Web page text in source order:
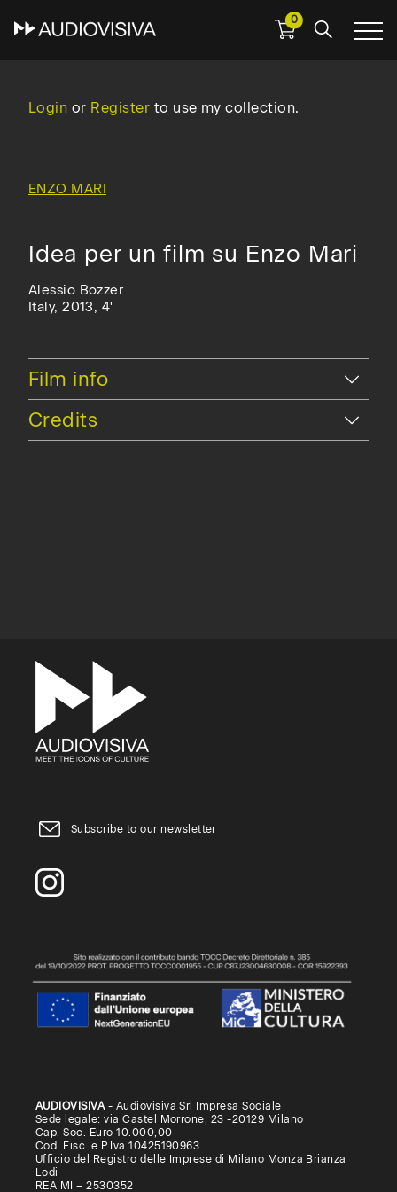
main
navigation
0
Login or Register to use my collection.
ENZO MARI
Idea per un film su Enzo Mari
Alessio Bozzer
Italy, 2013, 4'
Hide
Film info
Hide
Credits
Subscribe to our newsletter
AUDIOVISIVA- Audiovisiva Srl Impresa Sociale
Sede legale: via Castel Morrone, 23 -20129 Milano
Cap. Soc. Euro 10.000,00
Cod. Fisc. e P.Iva 10425190963
Ufficio del Registro delle Imprese di Milano Monza Brianza
Lodi
REA MI – 2530352